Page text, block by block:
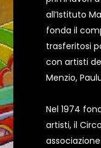
all’Istituto
fonda il
trasferitosi
con artisti
Menzio,
Nel 1974
artisti, il